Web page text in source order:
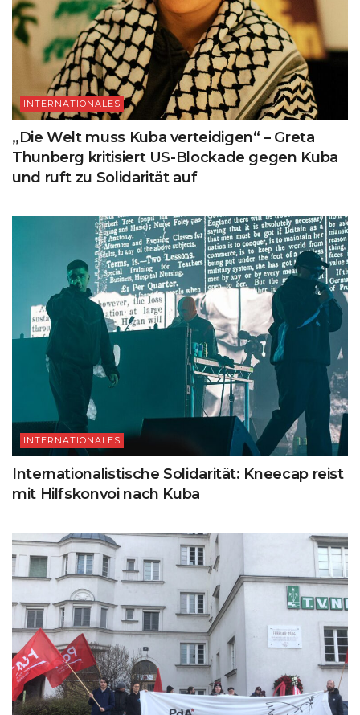
INTERNATIONALES
„Die Welt muss Kuba verteidigen“ – Greta
Thunberg kritisiert US-Blockade gegen Kuba
und ruft zu Solidarität auf
INTERNATIONALES
Internationalistische Solidarität: Kneecap reist
mit Hilfskonvoi nach Kuba